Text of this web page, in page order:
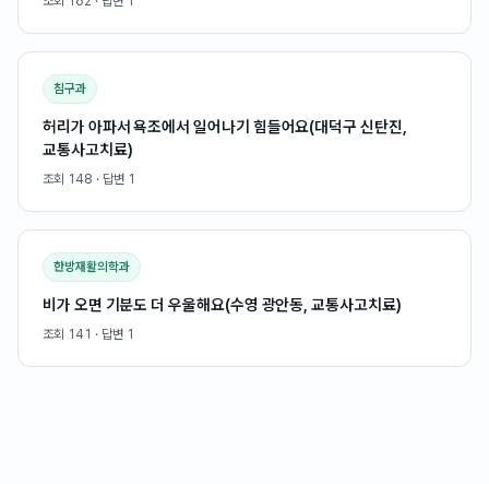
침구과
허리가 아파서 욕조에서 일어나기 힘들어요(대덕구 신탄진,
교통사고치료)
조회 148 · 답변 1
한방재활의학과
비가 오면 기분도 더 우울해요(수영 광안동, 교통사고치료)
조회 141 · 답변 1